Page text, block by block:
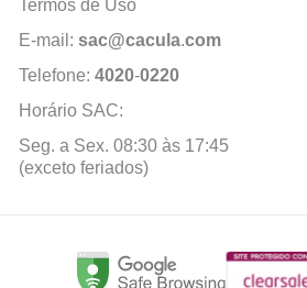
Termos de Uso
E-mail: sac@cacula.com
Telefone: 4020-0220
Horário SAC:
Seg. a Sex. 08:30 às 17:45
(exceto feriados)